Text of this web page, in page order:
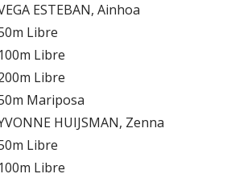
ESTEBAN, Ainhoa
Libre
100m Libre
Libre
Mariposa
HUIJSMAN, Zenna
Libre
100m Libre